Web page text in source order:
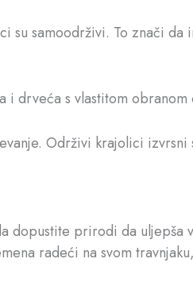
samoodrživi. To znači
i drveća s vlastitom
Održivi krajolici
dopustite prirodi da
radeći na svom